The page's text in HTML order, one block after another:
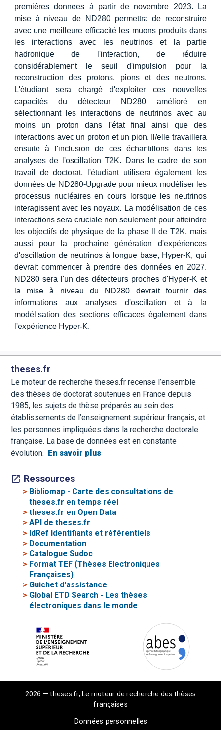
premières données à partir de novembre 2023. La
mise à niveau de ND280 permettra de reconstruire
avec une meilleure efficacité les muons produits dans
les interactions avec les neutrinos et la partie
hadronique de l'interaction, de réduire
considérablement le seuil d'impulsion pour la
reconstruction des protons, pions et des neutrons.
L'étudiant sera chargé d'exploiter ces nouvelles
capacités du détecteur ND280 amélioré en
sélectionnant les interactions de neutrinos avec au
moins un proton dans l'état final ainsi que des
interactions avec un proton et un pion. Il/elle travaillera
ensuite à l'inclusion de ces échantillons dans les
analyses de l'oscillation T2K. Dans le cadre de son
travail de doctorat, l'étudiant utilisera également les
données de ND280-Upgrade pour mieux modéliser les
processus nucléaires en cours lorsque les neutrinos
interagissent avec les noyaux. La modélisation de ces
interactions sera cruciale non seulement pour atteindre
les objectifs de physique de la phase II de T2K, mais
aussi pour la prochaine génération d'expériences
d'oscillation de neutrinos à longue base, Hyper-K, qui
devrait commencer à prendre des données en 2027.
ND280 sera l'un des détecteurs proches d'Hyper-K et
la mise à niveau du ND280 devrait fournir des
informations aux analyses d'oscillation et à la
modélisation des sections efficaces également dans
l'expérience Hyper-K.
theses.fr
Le moteur de recherche theses.fr recense l’ensemble
des thèses de doctorat soutenues en France depuis
1985, les sujets de thèse préparés au sein des
établissements de l’enseignement supérieur français, et
les personnes impliquées dans la recherche doctorale
française. La base de données est en constante
évolution.
En savoir plus
Ressources
> Bibliomap - Carte des consultations de
theses.fr en temps réel
>theses.fr en Open Data
>API de theses.fr
> IdRef Identifiants et référentiels
> Documentation
> Catalogue Sudoc
> Format TEF (Thèses Electroniques
Françaises)
> Guichet d'assistance
> Global ETD Search - Les thèses
électroniques dans le monde
2026 — theses.fr, Le moteur de recherche des thèses
françaises
Données personnelles